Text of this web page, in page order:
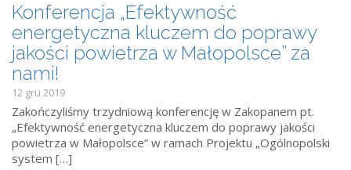
Konferencja „Efektywność
energetyczna kluczem do poprawy
jakości powietrza w Małopolsce” za
nami!
12 gru 2019
Zakończyliśmy trzydniową konferencję w Zakopanem pt.
„Efektywność energetyczna kluczem do poprawy jakości
powietrza w Małopolsce” w ramach Projektu „Ogólnopolski
system […]